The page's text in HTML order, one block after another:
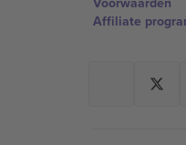
Affiliate